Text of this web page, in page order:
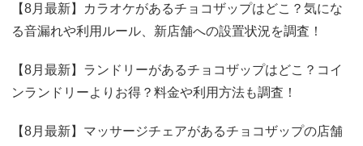
【8月最新】カラオケがあるチョコザップはどこ？気にな
る音漏れや利用ルール、新店舗への設置状況を調査！
【8月最新】ランドリーがあるチョコザップはどこ？コイ
ンランドリーよりお得？料金や利用方法も調査！
【8月最新】マッサージチェアがあるチョコザップの店舗